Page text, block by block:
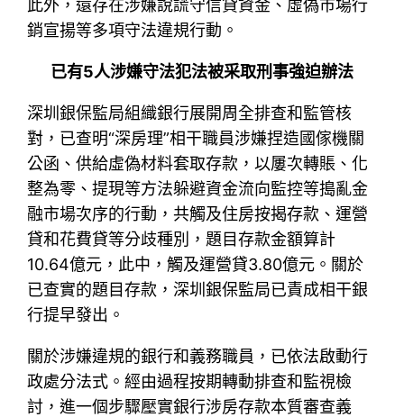
此外，還存在涉嫌說謊守信貸資金、虛偽市場行
銷宣揚等多項守法違規行動。
已有5人涉嫌守法犯法被采取刑事強迫辦法
深圳銀保監局組織銀行展開周全排查和監管核
對，已查明“深房理”相干職員涉嫌捏造國傢機關
公函、供給虛偽材料套取存款，以屢次轉賬、化
整為零、提現等方法躲避資金流向監控等搗亂金
融市場次序的行動，共觸及住房按揭存款、運營
貸和花費貸等分歧種別，題目存款金額算計
10.64億元，此中，觸及運營貸3.80億元。關於
已查實的題目存款，深圳銀保監局已責成相干銀
行提早發出。
關於涉嫌違規的銀行和義務職員，已依法啟動行
政處分法式。經由過程按期轉動排查和監視檢
討，進一個步驟壓實銀行涉房存款本質審查義